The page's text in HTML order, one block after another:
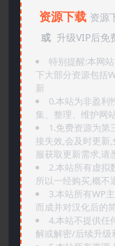
资源下载 资源
或 升级VIP后免
特别提醒:本网
下大部分资源包括
新
0.本站为非盈利
集、整理、维护网
1.免费资源为第
接失效,会及时更新
服获取更新需求,请
2.本站所有虚拟
所以一经购买,概不
3.本站所有WP
而成并对汉化后的
4.本站不提供任
解或解密/后续升级